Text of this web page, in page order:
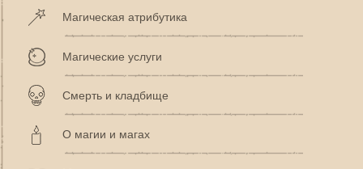
Магическая атрибутика
Магические услуги
Смерть и кладбище
О магии и магах